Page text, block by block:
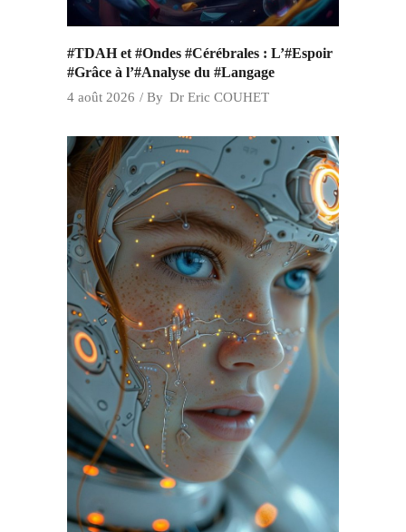
#TDAH et #Ondes #Cérébrales : L’#Espoir
#Grâce à l’#Analyse du #Langage
4 août 2026 By Dr Eric COUHET